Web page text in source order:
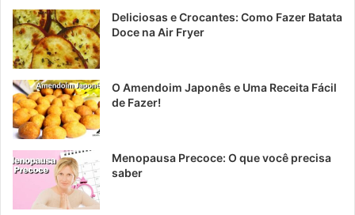
Deliciosas e Crocantes: Como Fazer Batata
Doce na Air Fryer
O Amendoim Japonês e Uma Receita Fácil
de Fazer!
Menopausa Precoce: O que você precisa
saber